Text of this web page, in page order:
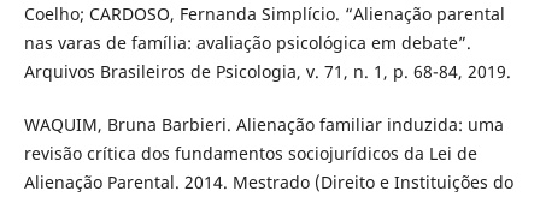
Coelho; CARDOSO, Fernanda Simplício. “Alienação parental
nas varas de família: avaliação psicológica em debate”.
Arquivos Brasileiros de Psicologia, v. 71, n. 1, p. 68-84, 2019.
WAQUIM, Bruna Barbieri. Alienação familiar induzida: uma
revisão crítica dos fundamentos sociojurídicos da Lei de
Alienação Parental. 2014. Mestrado (Direito e Instituições do